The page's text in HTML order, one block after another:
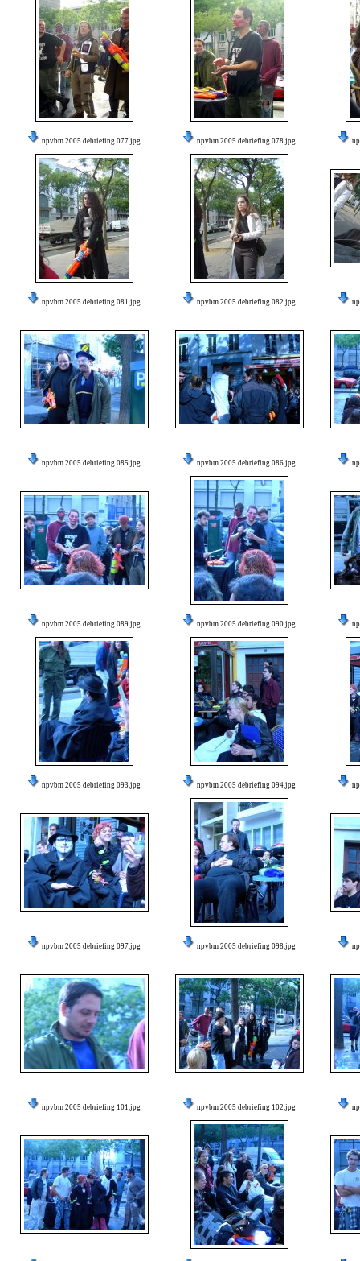
npvbm 2005 debriefing 077.jpg npvbm 2005 debriefing 078.jpg
npvbm 2005 debriefing 081.jpg npvbm 2005 debriefing 082.jpg
npvbm 2005 debriefing 085.jpg npvbm 2005 debriefing 086.jpg
npvbm 2005 debriefing 089.jpg npvbm 2005 debriefing 090.jpg
npvbm 2005 debriefing 093.jpg npvbm 2005 debriefing 094.jpg
npvbm 2005 debriefing 097.jpg npvbm 2005 debriefing 098.jpg
npvbm 2005 debriefing 101.jpg npvbm 2005 debriefing 102.jpg